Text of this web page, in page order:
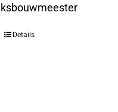
Details